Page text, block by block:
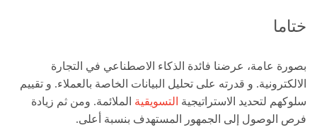
ختاما
بصورة عامة، عرضنا فائدة الذكاء الاصطناعي في التجارة
الالكترونية. و قدرته على تحليل البيانات الخاصة بالعملاء. و تقييم
سلوكهم لتحديد الاستراتيجية التسويقية الملائمة. ومن ثم زيادة
فرص الوصول إلى الجمهور المستهدف بنسبة أعلى.